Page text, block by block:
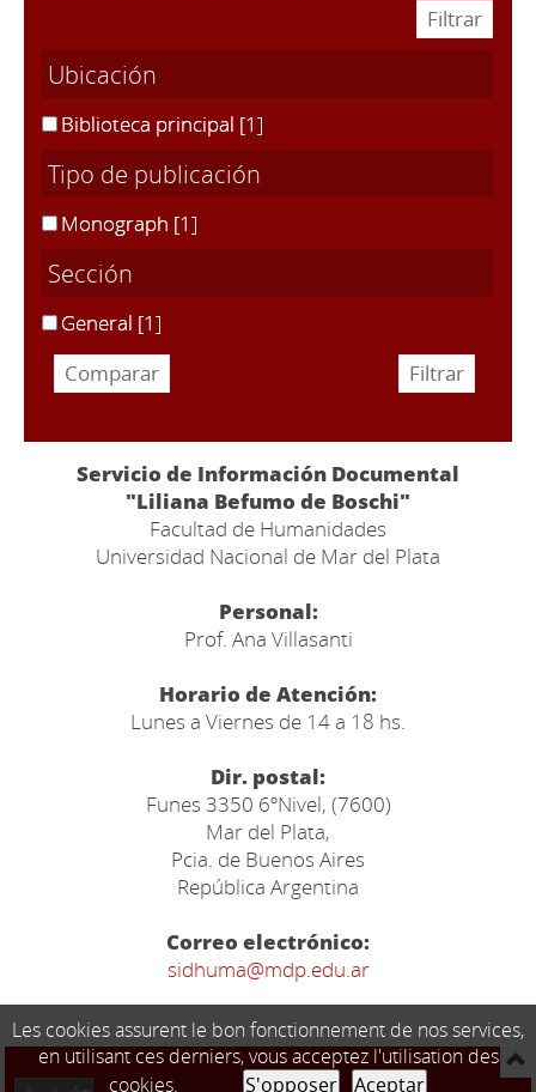
Ubicación
Biblioteca principal [1]
Tipo de publicación
Monograph [1]
Sección
General [1]
Servicio de Información Documental
"Liliana Befumo de Boschi"
Facultad de Humanidades
Universidad Nacional de Mar del Plata
Personal:
Prof. Ana Villasanti
Horario de Atención:
Lunes a Viernes de 14 a 18 hs.
Dir. postal:
Funes 3350 6ºNivel, (7600)
Mar del Plata,
Pcia. de Buenos Aires
República Argentina
Correo electrónico:
sidhuma@mdp.edu.ar
Les cookies assurent le bon fonctionnement de nos services,
en utilisant ces derniers, vous acceptez l'utilisation des
cookies.
S'opposer Aceptar